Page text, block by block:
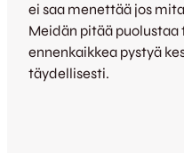
ei saa menettää jos
Meidän pitää puolustaa
ennenkaikkea pystyä
täydellisesti.